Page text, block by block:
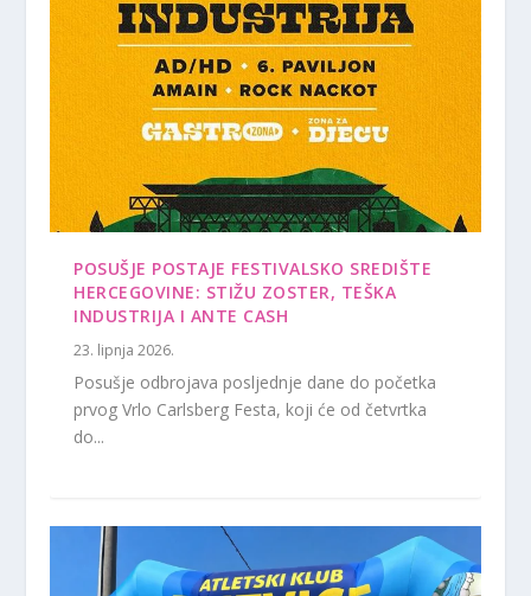
POSUŠJE POSTAJE FESTIVALSKO SREDIŠTE
HERCEGOVINE: STIŽU ZOSTER, TEŠKA
INDUSTRIJA I ANTE CASH
23. lipnja 2026.
Posušje odbrojava posljednje dane do početka
prvog Vrlo Carlsberg Festa, koji će od četvrtka
do...